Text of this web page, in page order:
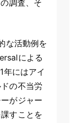
調査、そ
な活動例を
による
年にはアイ
の不当労
がジャー
すことを